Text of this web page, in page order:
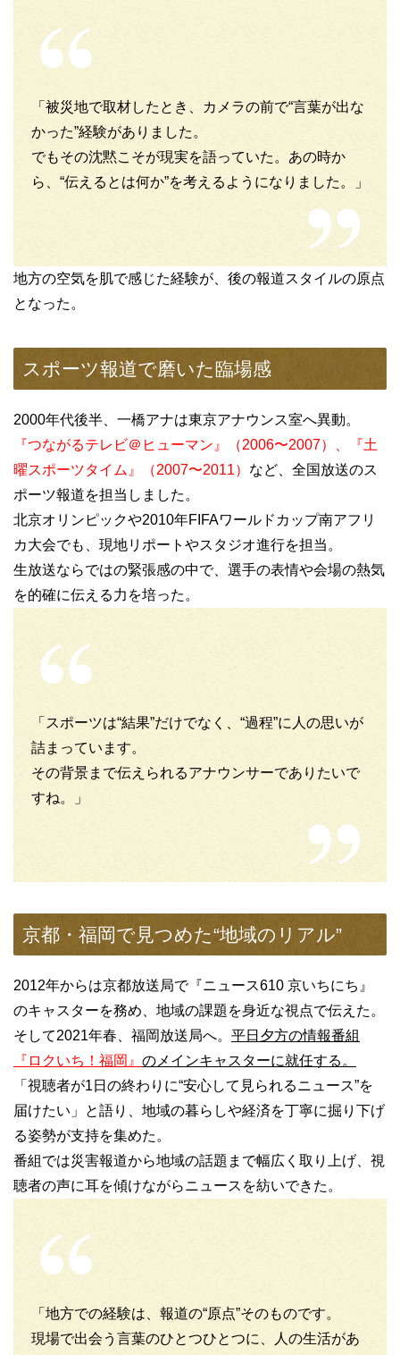
「被災地で取材したとき、カメラの前で“言葉が出な
かった”経験がありました。
でもその沈黙こそが現実を語っていた。あの時か
ら、“伝えるとは何か”を考えるようになりました。」
地方の空気を肌で感じた経験が、後の報道スタイルの原点
となった。
スポーツ報道で磨いた臨場感
2000年代後半、一橋アナは東京アナウンス室へ異動。
『つながるテレビ＠ヒューマン』（2006〜2007）、『土
曜スポーツタイム』（2007〜2011） など、全国放送のス
ポーツ報道を担当しました。
北京オリンピックや2010年FIFAワールドカップ南アフリ
カ大会でも、現地リポートやスタジオ進行を担当。
生放送ならではの緊張感の中で、選手の表情や会場の熱気
を的確に伝える力を培った。
「スポーツは“結果”だけでなく、“過程”に人の思いが
詰まっています。
その背景まで伝えられるアナウンサーでありたいで
すね。」
京都・福岡で見つめた“地域のリアル”
2012年からは京都放送局で『ニュース610 京いちにち』
のキャスターを務め、地域の課題を身近な視点で伝えた。
そして2021年春、福岡放送局へ。 平日夕方の情報番組
『ロクいち！福岡』 のメインキャスターに就任する。
「視聴者が1日の終わりに“安心して見られるニュース”を
届けたい」と語り、地域の暮らしや経済を丁寧に掘り下げ
る姿勢が支持を集めた。
番組では災害報道から地域の話題まで幅広く取り上げ、視
聴者の声に耳を傾けながらニュースを紡いできた。
「地方での経験は、報道の“原点”そのものです。
現場で出会う言葉のひとつひとつに、人の生活があ